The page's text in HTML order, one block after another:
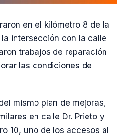
en el kilómetro 8 de la
intersección con la calle
trabajos de reparación
las condiciones de
mismo plan de mejoras,
en calle Dr. Prieto y
10, uno de los accesos al